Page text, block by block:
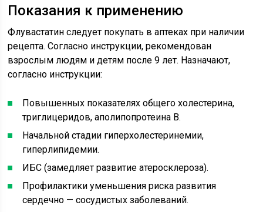
Показания к применению
Флувастатин следует покупать в аптеках при наличии
рецепта. Согласно инструкции, рекомендован
взрослым людям и детям после 9 лет. Назначают,
согласно инструкции:
Повышенных показателях общего холестерина,
триглицеридов, аполипопротеина В.
Начальной стадии гиперхолестеринемии,
гиперлипидемии.
ИБС (замедляет развитие атеросклероза).
Профилактики уменьшения риска развития
сердечно — сосудистых заболеваний.